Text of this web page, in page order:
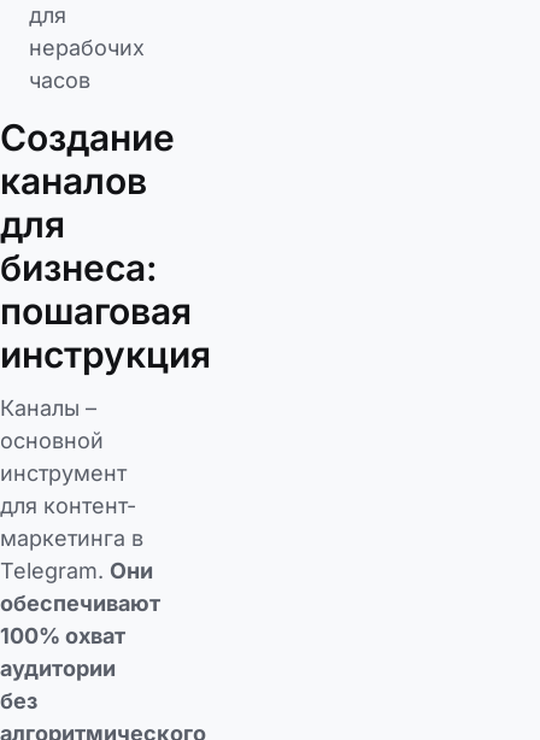
для
нерабочих
часов
Создание
каналов
для
бизнеса:
пошаговая
инструкция
Каналы –
основной
инструмент
для контент-
маркетинга в
Telegram. Они
обеспечивают
100% охват
аудитории
без
алгоритмического